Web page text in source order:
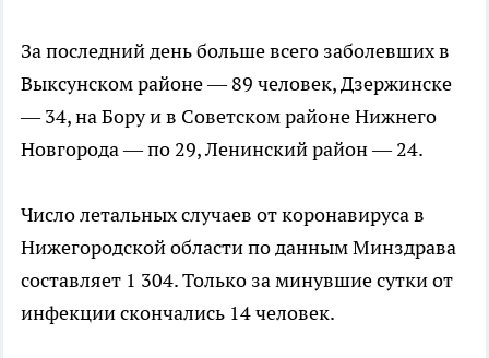
За последний день больше всего заболевших в
Выксунском районе — 89 человек, Дзержинске
— 34, на Бору и в Советском районе Нижнего
Новгорода — по 29, Ленинский район — 24.
Число летальных случаев от коронавируса в
Нижегородской области по данным Минздрава
составляет 1 304. Только за минувшие сутки от
инфекции скончались 14 человек.